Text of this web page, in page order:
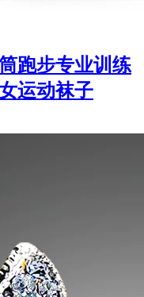
跑步专业训练
运动袜子